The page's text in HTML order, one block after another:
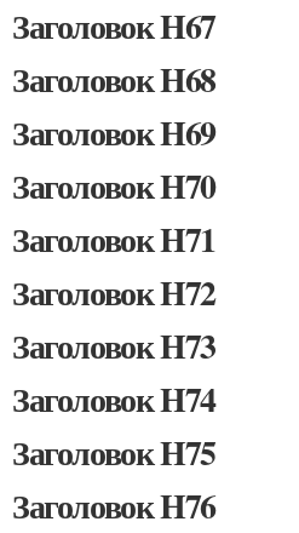
Заголовок H67
Заголовок H68
Заголовок H69
Заголовок H70
Заголовок H71
Заголовок H72
Заголовок H73
Заголовок H74
Заголовок H75
Заголовок H76